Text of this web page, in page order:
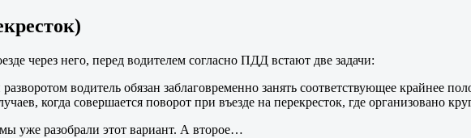
через него, перед водителем согласно ПДД встают две задачи:
водитель обязан заблаговременно занять соответствующее крайнее
когда совершается поворот при въезде на перекресток, где организовано
уже разобрали этот вариант. А второе…